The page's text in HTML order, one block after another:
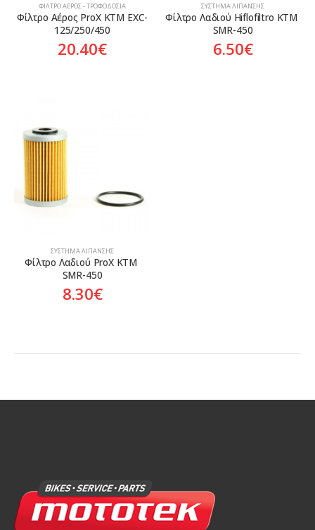
ΦΊΛΤΡΟ ΑΈΡΟΣ - ΤΡΟΦΟΔΟΣΊΑ
Φίλτρο Αέρος ProX KTM EXC-
125/250/450
20.40€
ΣΎΣΤΗΜΑ ΛΊΠΑΝΣΗΣ
Φίλτρο Λαδιού Hiflofiltro KTM
SMR-450
6.50€
ΣΎΣΤΗΜΑ ΛΊΠΑΝΣΗΣ
Φίλτρο Λαδιού ProX KTM
SMR-450
8.30€